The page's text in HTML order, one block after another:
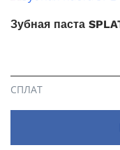
Зубная паста
СПЛАТ